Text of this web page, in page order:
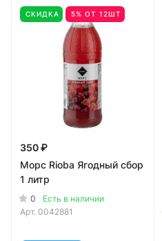
СКИДКА 5% ОТ 12ШТ
350 ₽
Морс Rioba Ягодный сбор
1 литр
0
Есть в наличии
Арт. 0042881